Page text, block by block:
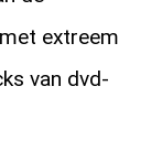
extreem
van dvd-